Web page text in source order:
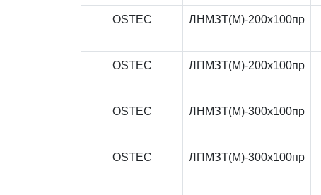
OSTEC ЛНМЗТ(М)-200x100пр
OSTEC ЛПМЗТ(М)-200x100пр
OSTEC ЛНМЗТ(М)-300x100пр
OSTEC ЛПМЗТ(М)-300x100пр